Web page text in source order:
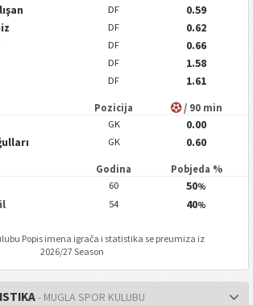
DF
0.59
DF
0.62
DF
0.66
DF
1.58
DF 1.61
Pozicija / 90 min
GK
0.00
GK 0.60
Godina Pobjeda %
60 50%
54 40%
Popis imena igrača i statistika se preumiza iz
2026/27 Season
- MUGLA SPOR KULUBU